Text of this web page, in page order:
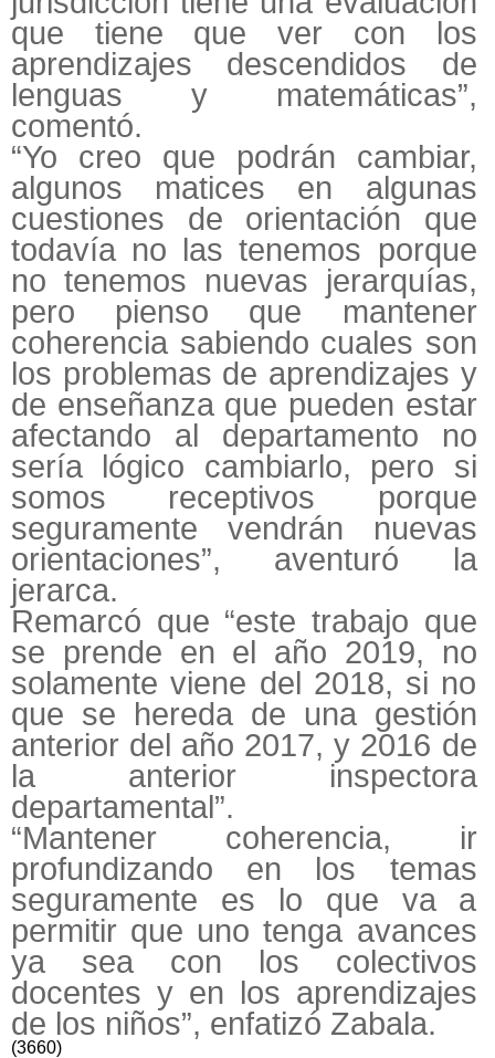
que tiene que ver con los
aprendizajes descendidos de
lenguas y matemáticas”,
comentó.
“Yo creo que podrán cambiar,
algunos matices en algunas
cuestiones de orientación que
todavía no las tenemos porque
no tenemos nuevas jerarquías,
pero pienso que mantener
coherencia sabiendo cuales son
los problemas de aprendizajes y
de enseñanza que pueden estar
afectando al departamento no
sería lógico cambiarlo, pero si
somos receptivos porque
seguramente vendrán nuevas
orientaciones”, aventuró la
jerarca.
Remarcó que “este trabajo que
se prende en el año 2019, no
solamente viene del 2018, si no
que se hereda de una gestión
anterior del año 2017, y 2016 de
la anterior inspectora
departamental”.
“Mantener coherencia, ir
profundizando en los temas
seguramente es lo que va a
permitir que uno tenga avances
ya sea con los colectivos
docentes y en los aprendizajes
de los niños”, enfatizó Zabala.
(3660)